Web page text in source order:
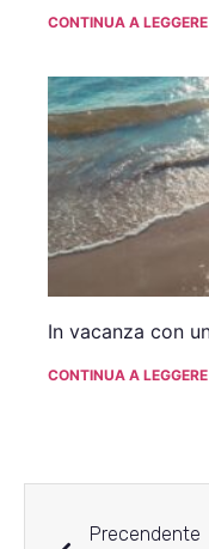
CONTINUA A LEGGERE
In vacanza con
CONTINUA A LEGGERE
Precendente